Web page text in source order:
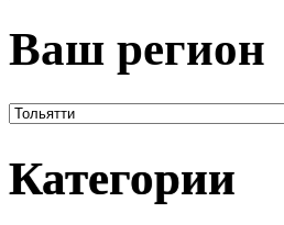
Ваш регион
Категории